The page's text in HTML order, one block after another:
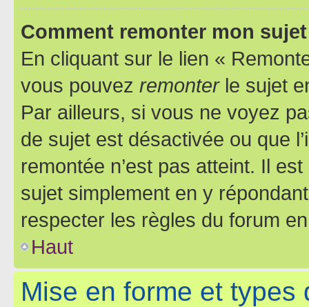
Comment remonter mon
En cliquant sur le lien «
vous pouvez remonterle sujet
Par ailleurs, si vous ne voyez
de sujet est désactivée ou que
remontée n’est pas atteint. Il
sujet simplement en y
respecter les règles du forum
Haut
Mise en forme et types